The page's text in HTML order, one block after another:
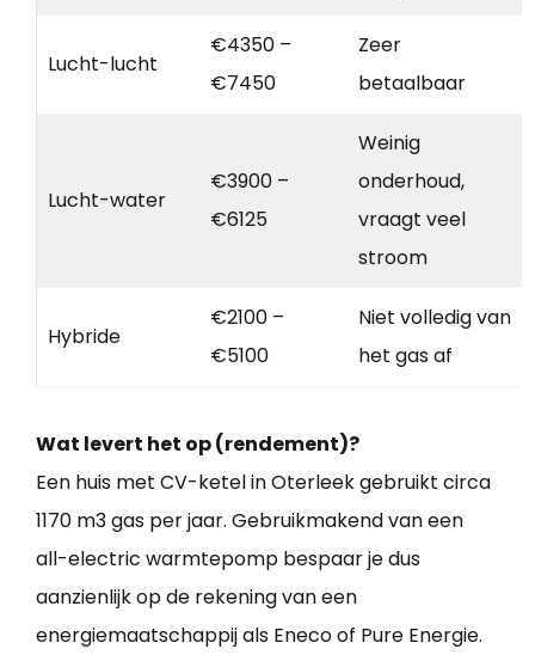
Lucht-lucht
€4350 –
€7450
Zeer
betaalbaar
Lucht-water
€3900 –
€6125
Weinig
onderhoud,
vraagt veel
stroom
Hybride
€2100 –
€5100
Niet volledig van
het gas af
Wat levert het op (rendement)?
Een huis met CV-ketel in Oterleek gebruikt circa
1170 m3 gas per jaar. Gebruikmakend van een
all-electric warmtepomp bespaar je dus
aanzienlijk op de rekening van een
energiemaatschappij als Eneco of Pure Energie.